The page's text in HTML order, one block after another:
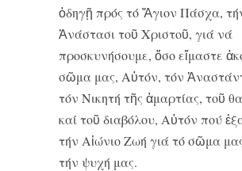
ὁδηγῇ πρός τό Ἅγιον Πάσχα,
Ἀνάστασι τοῦ Χριστοῦ, γιά νά
προσκυνήσουμε, ὅσο εἴμαστε
σῶμα μας, Αὐτόν, τόν
τόν Νικητή τῆς ἁμαρτίας, τοῦ
καί τοῦ διαβόλου, Αὐτόν πού
τήν Αἰώνιο Ζωή γιά τό σῶμα
τήν ψυχή μας.